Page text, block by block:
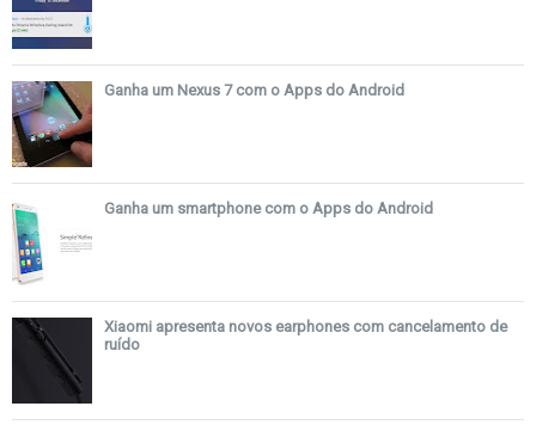
Ganha um Nexus 7 com o Apps do Android
Ganha um smartphone com o Apps do Android
Xiaomi apresenta novos earphones com cancelamento de
ruído